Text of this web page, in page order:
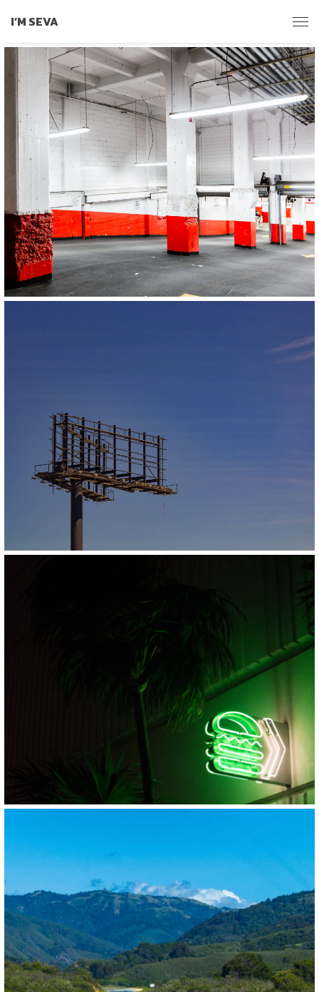
I’M SEVA